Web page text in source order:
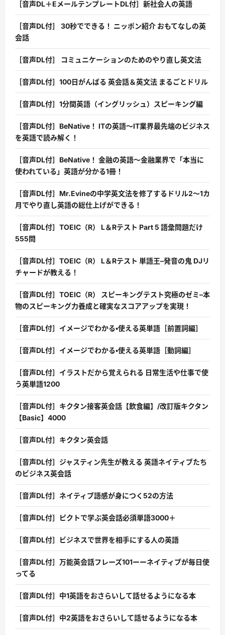
［音声DL＋EメールテンプレートDL付］新社会人の英語
［音声DL付］ 30秒でできる！ ニッポン紹介 おもてなしの英
会話
［音声DL付］ コミュニケーションのためのやり直し英文法
［音声DL付］100日がんばる 英会話＆英文法 まるごとドリル
［音声DL付］1分間英語（イングリッシュ）スピーキング編
［音声DL付］BeNative！ ITの英語〜IT業界最先端のビジネス
を英語で読み解く！
［音声DL付］BeNative！ 金融の英語〜金融業界で「本当に
使われている」英語が分かる1冊！
［音声DL付］Mr.Evineの中学英文法を修了するドリル2〜1カ
月でやり直し英語の総仕上げができる！
［音声DL付］TOEIC（R） L＆Rテスト Part 5 語彙問題だけ
555問
［音声DL付］TOEIC（R） L＆Rテスト 単語王–発音の鬼 DJリ
チャードが教える！
［音声DL付］TOEIC（R） スピーキングテスト究極のゼミ–本
物のスピーキング力養成と確実なスコアアップを実現！
［音声DL付］イメージでわかる・使える英単語［前置詞編］
［音声DL付］イメージでわかる・使える英単語［動詞編］
［音声DL付］イラストだから覚えられる 日常生活や仕事で使
う英単語1200
［音声DL付］キクタン接客英会話【飲食編】/改訂版キクタン
【Basic】4000
［音声DL付］キクタン英会話
［音声DL付］ジャスティン先生が教える 英語ネイティブたち
のビジネス英会話
［音声DL付］ネイティブ語感が身につく52の方法
［音声DL付］ピクトで学ぶ英会話必須単語3000＋
［音声DL付］ビジネスで世界を相手にする人の英語
［音声DL付］万能英会話フレーズ101ーーネイティブが毎日使
ってる
［音声DL付］中1英語をおさらいして話せるようになる本
［音声DL付］中2英語をおさらいして話せるようになる本